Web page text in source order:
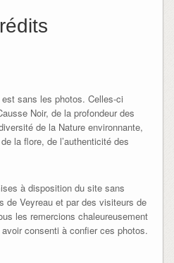
sans les photos. Celles-ci
Noir, de la profondeur des
de la Nature environnante,
la flore, de l’authenticité des
à disposition du site sans
de Veyreau et par des visiteurs de
les remercions chaleureusement
consenti à confier ces photos.